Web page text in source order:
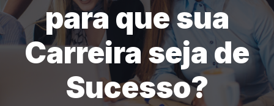
para que sua
Carreira seja de
Sucesso?